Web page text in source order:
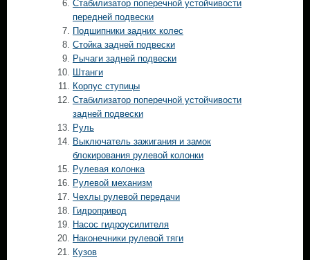
Стабилизатор поперечной устойчивости
передней подвески
Подшипники задних колес
Стойка задней подвески
Рычаги задней подвески
Штанги
Корпус ступицы
Стабилизатор поперечной устойчивости
задней подвески
Руль
Выключатель зажигания и замок
блокирования рулевой колонки
Рулевая колонка
Рулевой механизм
Чехлы рулевой передачи
Гидропривод
Насос гидроусилителя
Наконечники рулевой тяги
Кузов